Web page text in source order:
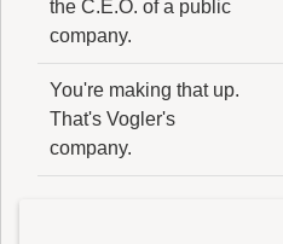
the C.E.O. of a public
company.
You're making that up.
That's Vogler's
company.